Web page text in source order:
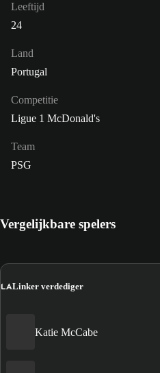
Leeftijd
24
Land
Portugal
Competitie
Ligue 1 McDonald's
Team
PSG
Vergelijkbare spelers
LALinker verdediger
Katie McCabe